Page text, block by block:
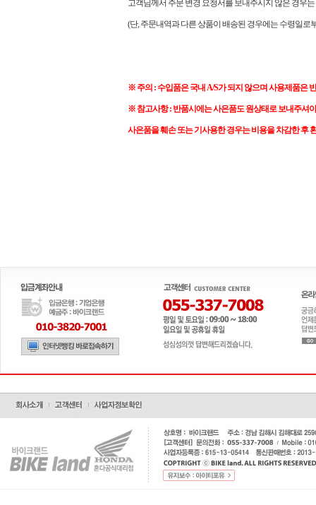
고객님께서 주문 변경 요청서를 보내주시지 않은 경우
(단, 주문내역과 다른 상품이 배송된 경우에는 수령일로
※ 주의 : 수입품은 국내 A/S가 되지 않으며 사용제품은
※ 참고사항 : 반품시에는 사은품도 원상태로 보내주셔
사은품을 훼손 또는 기사용한 경우는 비용을 차감한 후